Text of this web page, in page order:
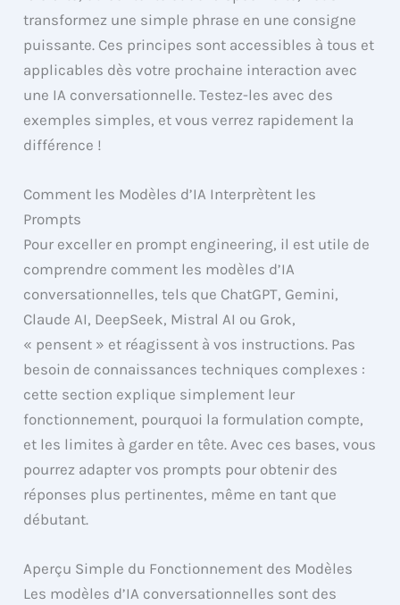
transformez une simple phrase en une consigne
puissante. Ces principes sont accessibles à tous et
applicables dès votre prochaine interaction avec
une IA conversationnelle. Testez-les avec des
exemples simples, et vous verrez rapidement la
différence !
Comment les Modèles d’IA Interprètent les
Prompts
Pour exceller en prompt engineering, il est utile de
comprendre comment les modèles d’IA
conversationnelles, tels que ChatGPT, Gemini,
Claude AI, DeepSeek, Mistral AI ou Grok,
« pensent » et réagissent à vos instructions. Pas
besoin de connaissances techniques complexes :
cette section explique simplement leur
fonctionnement, pourquoi la formulation compte,
et les limites à garder en tête. Avec ces bases, vous
pourrez adapter vos prompts pour obtenir des
réponses plus pertinentes, même en tant que
débutant.
Aperçu Simple du Fonctionnement des Modèles
Les modèles d’IA conversationnelles sont des